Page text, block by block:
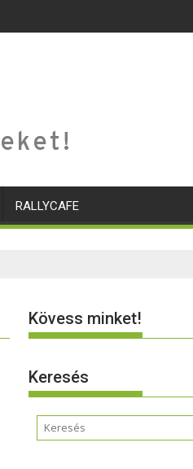
RALLYCAFE
Kövess minket!
Keresés